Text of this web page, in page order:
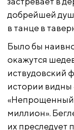
добрейшей
в танце в
Было бы
окажутся
иствудовский
истории
миллион».
их преследует